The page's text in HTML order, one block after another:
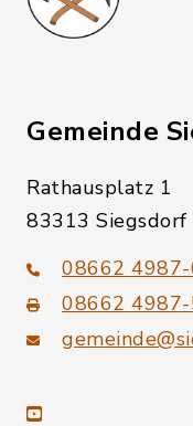
Gemeinde
Rathausplatz 1
83313 Siegsdorf
08662
08662 4987-
youtube